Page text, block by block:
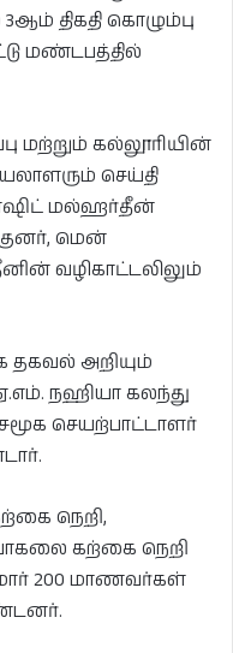
திகதி கொழும்பு
மண்டபத்தில்
மற்றும் கல்லூரியின்
செய்தி
மல்ஹர்தீன்
மென்
வழிகாட்டலிலும்
தகவல் அறியும்
நஹியா கலந்து
செயற்பாட்டாளர்
நெறி,
கற்கை நெறி
200 மாணவர்கள்